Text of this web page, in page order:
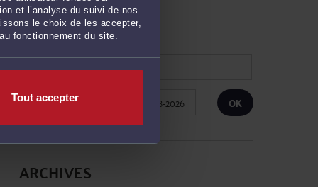
et l’analyse du suivi de nos
le choix de les accepter,
fonctionnement du site.
Tout accepter
RECHERCHE
Publié du
ARCHIVES